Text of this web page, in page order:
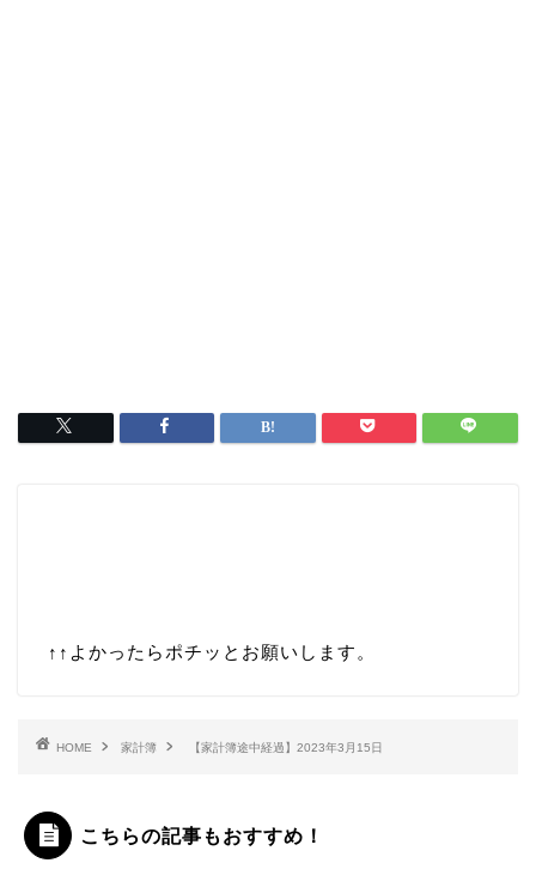
↑↑ よかったらポチッとお願いします。
HOME 家計簿 【家計簿途中経過】2023年3月15日
こちらの記事もおすすめ！